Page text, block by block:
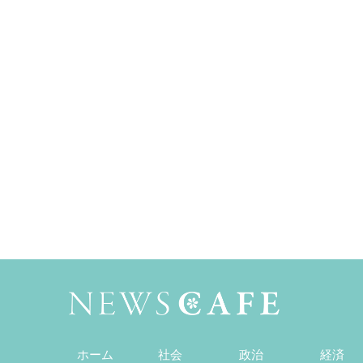
ホーム 社会 政治 経済